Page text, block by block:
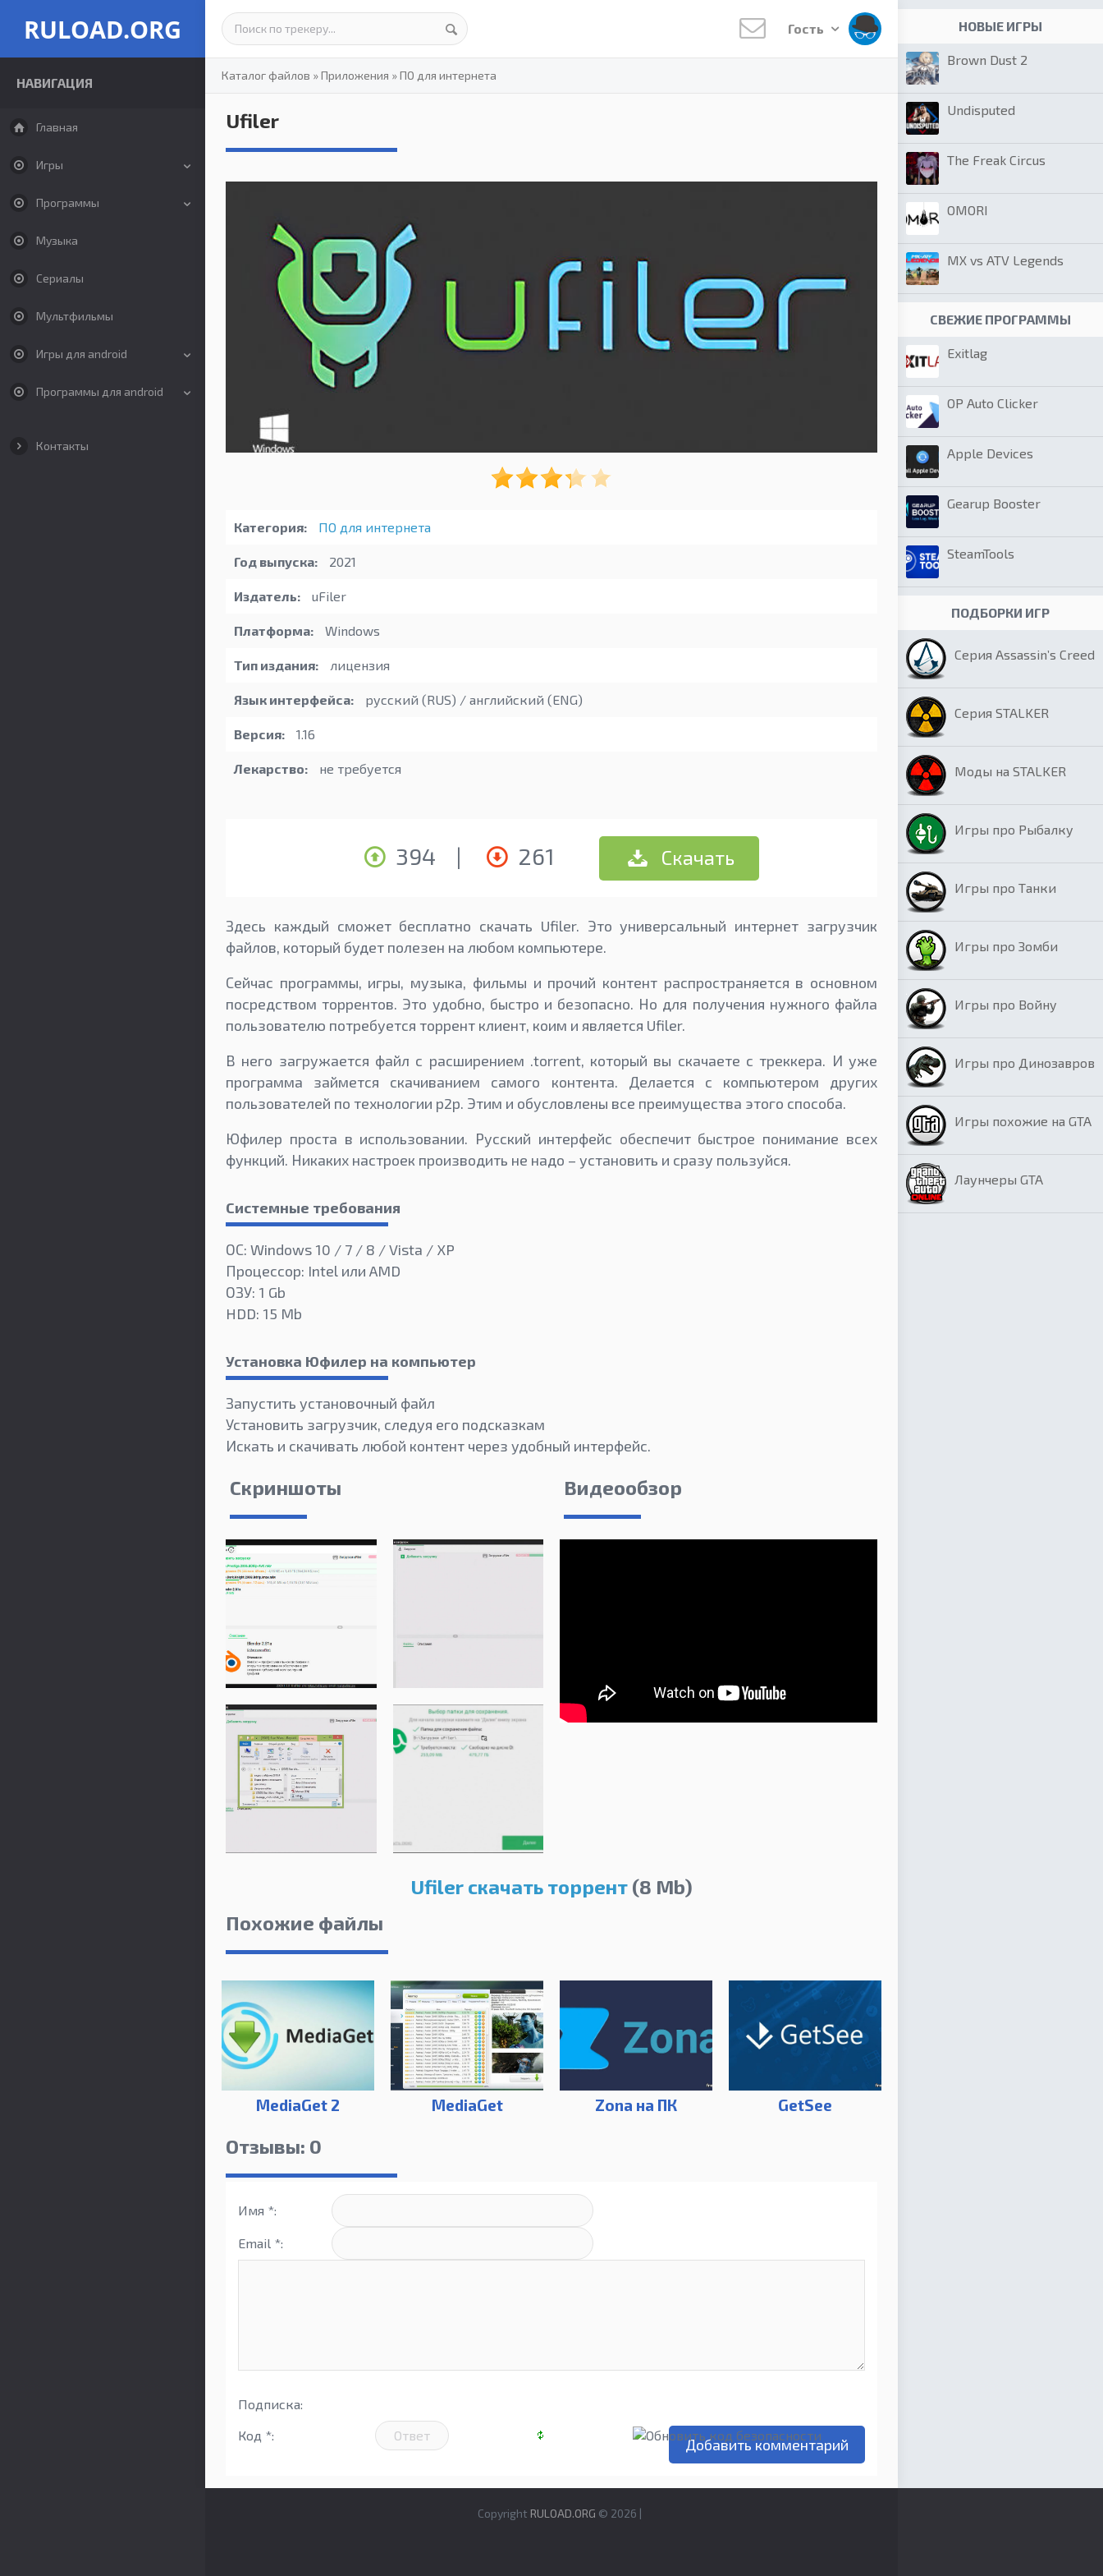
RULOAD.ORG
НАВИГАЦИЯ
Главная
Игры
Программы
Музыка
Сериалы
Мультфильмы
Игры для android
Программы для android
Контакты
Гость
Каталог файлов »Приложения »ПО для интернета
Ufiler
Категория: ПО для интернета
Год выпуска: 2021
Издатель: uFiler
Платформа: Windows
Тип издания: лицензия
Язык интерфейса: русский (RUS) / английский (ENG)
Версия: 1.16
Лекарство: не требуется
394 | 261 Скачать
Здесь каждый сможет бесплатно скачать Ufiler. Это универсальный интернет загрузчик
файлов, который будет полезен на любом компьютере.
Сейчас программы, игры, музыка, фильмы и прочий контент распространяется в основном
посредством торрентов. Это удобно, быстро и безопасно. Но для получения нужного файла
пользователю потребуется торрент клиент, коим и является Ufiler.
В него загружается файл с расширением .torrent, который вы скачаете с треккера. И уже
программа займется скачиванием самого контента. Делается с компьютером других
пользователей по технологии p2p. Этим и обусловлены все преимущества этого способа.
Юфилер проста в использовании. Русский интерфейс обеспечит быстрое понимание всех
функций. Никаких настроек производить не надо – установить и сразу пользуйся.
Системные требования
ОС: Windows 10 / 7 / 8 / Vista / XP
Процессор: Intel или AMD
ОЗУ: 1 Gb
HDD: 15 Mb
Установка Юфилер на компьютер
Запустить установочный файл
Установить загрузчик, следуя его подсказкам
Искать и скачивать любой контент через удобный интерфейс.
Скриншоты Видеообзор
Ufiler скачать торрент (8 Mb)
Похожие файлы
MediaGet 2 MediaGet Zona на ПК GetSee
Отзывы: 0
Имя *:
Email *:
Подписка:
Код *:
НОВЫЕ ИГРЫ
Brown Dust 2
Undisputed
The Freak Circus
OMORI
MX vs ATV Legends
СВЕЖИЕ ПРОГРАММЫ
Exitlag
OP Auto Clicker
Apple Devices
Gearup Booster
SteamTools
ПОДБОРКИ ИГР
Серия Assassin’s Creed
Серия STALKER
Моды на STALKER
Игры про Рыбалку
Игры про Танки
Игры про Зомби
Игры про Войну
Игры про Динозавров
Игры похожие на GTA
Лаунчеры GTA
Copyright RULOAD.ORG © 2026 |